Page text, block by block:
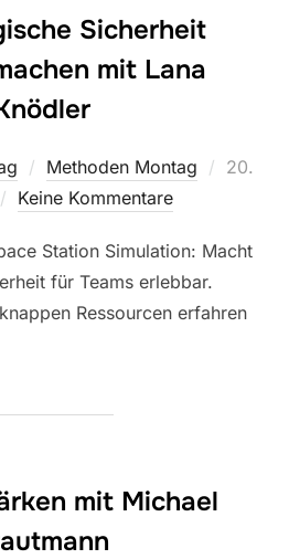
Sicherheit
mit Lana
Methoden Montag
20.
Keine Kommentare
Station Simulation: Macht
für Teams erlebbar.
Ressourcen erfahren
mit Michael